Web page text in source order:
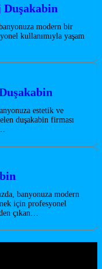
modern bir
kullanımıyla yaşam
estetik ve
duşakabin firması
banyonuza modern
için profesyonel
çıkan…